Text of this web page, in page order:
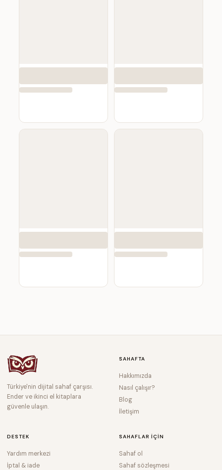
Türkiye'nin dijital sahaf çarşısı.
Ender ve ikinci el kitaplara
güvenle ulaşın.
SAHAFTA
Hakkımızda
Nasıl çalışır?
Blog
İletişim
DESTEK
Yardım merkezi
İptal & iade
SAHAFLAR IÇIN
Sahaf ol
Sahaf sözleşmesi